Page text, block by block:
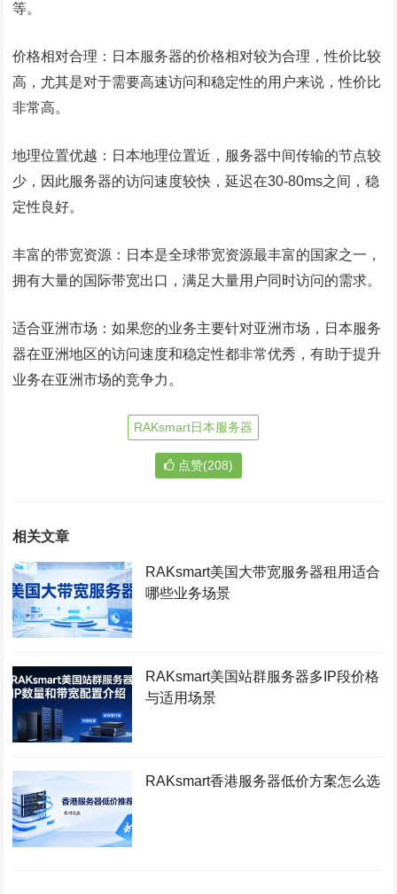
等。
价格相对合理：日本服务器的价格相对较为合理，性价比较
高，尤其是对于需要高速访问和稳定性的用户来说，性价比
非常高。
地理位置优越：日本地理位置近，服务器中间传输的节点较
少，因此服务器的访问速度较快，延迟在30-80ms之间，稳
定性良好。
丰富的带宽资源：日本是全球带宽资源最丰富的国家之一，
拥有大量的国际带宽出口，满足大量用户同时访问的需求。
适合亚洲市场：如果您的业务主要针对亚洲市场，日本服务
器在亚洲地区的访问速度和稳定性都非常优秀，有助于提升
业务在亚洲市场的竞争力。
RAKsmart日本服务器
点赞(208)
相关文章
RAKsmart美国大带宽服务器租用适合
哪些业务场景
RAKsmart美国站群服务器多IP段价格
与适用场景
RAKsmart香港服务器低价方案怎么选